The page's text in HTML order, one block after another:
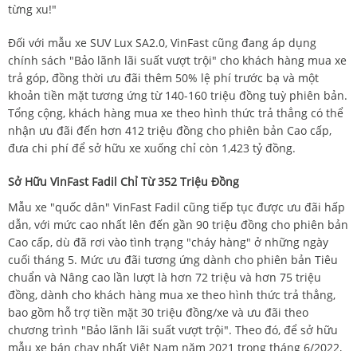
từng xu!"
Đối với mẫu xe SUV Lux SA2.0, VinFast cũng đang áp dụng
chính sách "Bảo lãnh lãi suất vượt trội" cho khách hàng mua xe
trả góp, đồng thời ưu đãi thêm 50% lệ phí trước bạ và một
khoản tiền mặt tương ứng từ 140-160 triệu đồng tuỳ phiên bản.
Tổng cộng, khách hàng mua xe theo hình thức trả thẳng có thể
nhận ưu đãi đến hơn 412 triệu đồng cho phiên bản Cao cấp,
đưa chi phí để sở hữu xe xuống chỉ còn 1,423 tỷ đồng.
Sở Hữu VinFast Fadil Chỉ Từ 352 Triệu Đồng
Mẫu xe "quốc dân" VinFast Fadil cũng tiếp tục được ưu đãi hấp
dẫn, với mức cao nhất lên đến gần 90 triệu đồng cho phiên bản
Cao cấp, dù đã rơi vào tình trạng "cháy hàng" ở những ngày
cuối tháng 5. Mức ưu đãi tương ứng dành cho phiên bản Tiêu
chuẩn và Nâng cao lần lượt là hơn 72 triệu và hơn 75 triệu
đồng, dành cho khách hàng mua xe theo hình thức trả thẳng,
bao gồm hỗ trợ tiền mặt 30 triệu đồng/xe và ưu đãi theo
chương trình "Bảo lãnh lãi suất vượt trội". Theo đó, để sở hữu
mẫu xe bán chạy nhất Việt Nam năm 2021 trong tháng 6/2022,